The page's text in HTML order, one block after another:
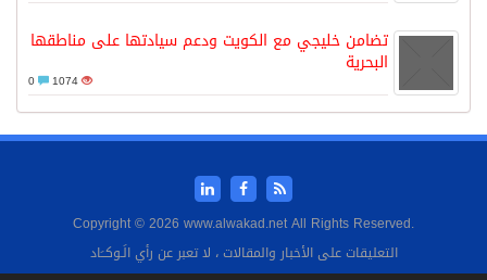
تضامن خليجي مع الكويت ودعم سيادتها على مناطقها
البحرية
1074
Copyright © 2026 www.alwakad.net All Rights Reserved.
التعليقات على الأخبار والمقالات ، لا تعبر عن رأي الَـوكــَاد